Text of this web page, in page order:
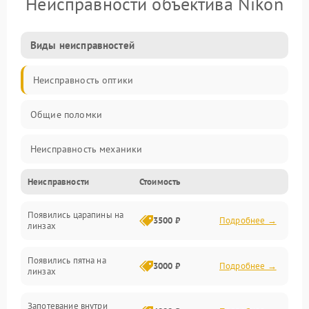
Виды неисправностей
Неисправность оптики
Общие поломки
Неисправность механики
Неисправность электроники (если объектив с мотором/
Прочие неисправности
Неисправности Стоимость
Появились царапины на
линзах
3500 ₽ Подробнее →
Появились пятна на
линзах
3000 ₽ Подробнее →
Запотевание внутри